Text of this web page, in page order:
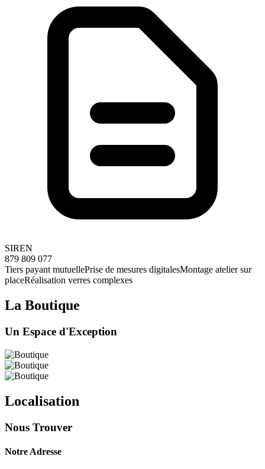
SIREN
879 809 077
Tiers payant mutuellePrise de mesures digitalesMontage atelier sur
placeRéalisation verres complexes
La Boutique
Un Espace d'Exception
Localisation
Nous Trouver
Notre Adresse